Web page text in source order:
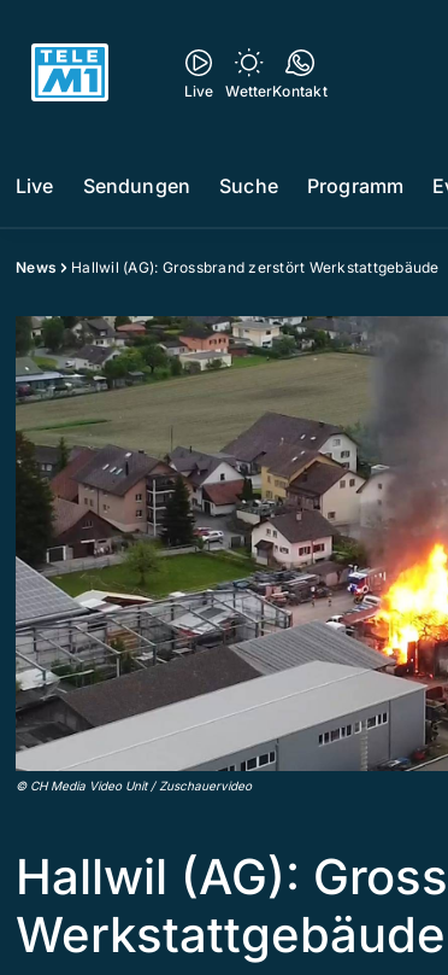
Live WetterKontakt
Live Sendungen Suche Programm
News Hallwil (AG): Grossbrand zerstört Werkstattgebäude
© CH Media Video Unit / Zuschauervideo
Hallwil (AG):
Werkstattgebäude